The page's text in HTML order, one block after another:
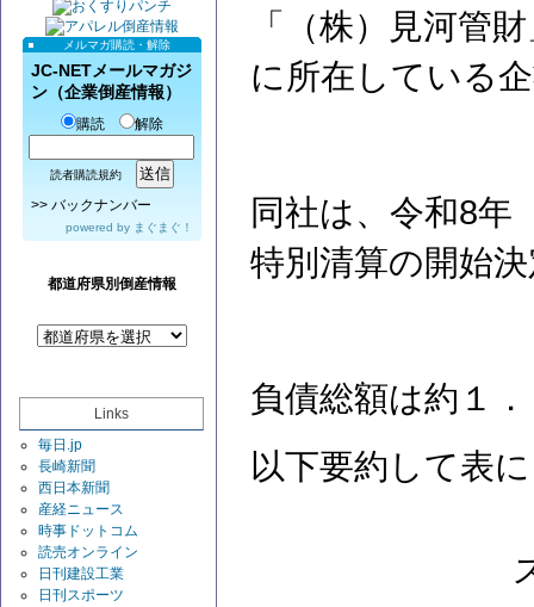
メルマガ購読・解除
JC-NETメールマガジ
ン（企業倒産情報）
購読 解除
読者購読規約
>> バックナンバー
powered by まぐまぐ！
都道府県別倒産情報
Links
毎日.jp
長崎新聞
西日本新聞
産経ニュース
時事ドットコム
読売オンライン
日刊建設工業
日刊スポーツ
「（株）見河管
に所在している
同社は、令和8年
特別清算の開始
負債総額は約１
以下要約して表